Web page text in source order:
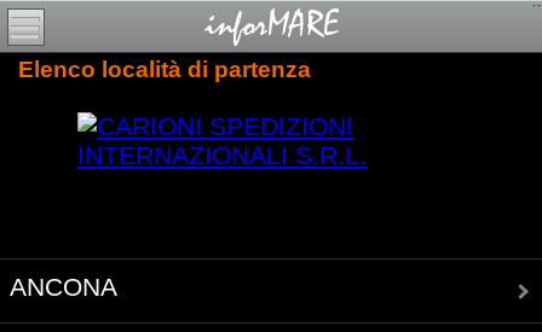
Elenco località di partenza
ANCONA